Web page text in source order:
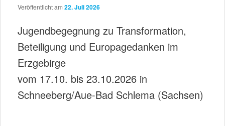
Veröffentlicht am 22. Juli 2026
Jugendbegegnung zu Transformation,
Beteiligung und Europagedanken im
Erzgebirge
vom 17.10. bis 23.10.2026 in
Schneeberg/Aue-Bad Schlema (Sachsen)